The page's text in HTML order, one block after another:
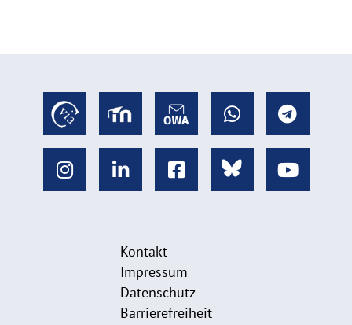
Kontakt
Impressum
Datenschutz
Barrierefreiheit